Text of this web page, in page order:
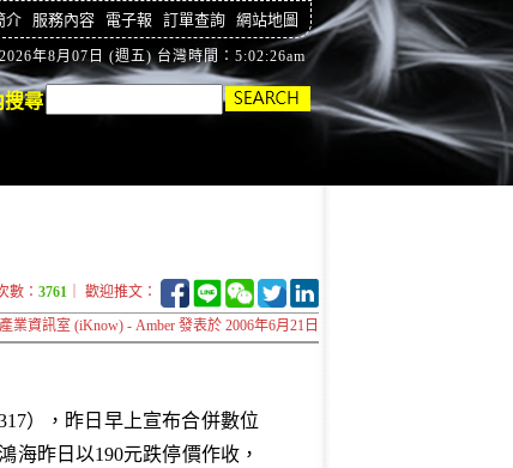
介 服務內容 電子報 訂單查詢 網站地圖
2026年8月07日 (週五) 台灣時間：5:02:27am
尋
數： 3761 ｜ 歡迎推文：
業資訊室 (iKnow) - Amber 發表於 2006年6月21日
），昨日早上宣布合併數位
海昨日以190元跌停價作收，